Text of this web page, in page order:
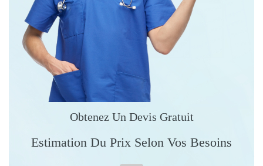
Obtenez Un Devis Gratuit
Estimation Du Prix Selon Vos Besoins